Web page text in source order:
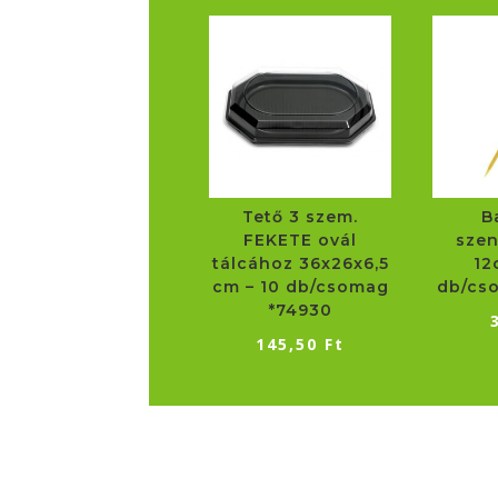
Tető 3 szem.
FEKETE ovál
tálcához 36x26x6,5
cm – 10 db/csomag
*74930
145,50 Ft
db/